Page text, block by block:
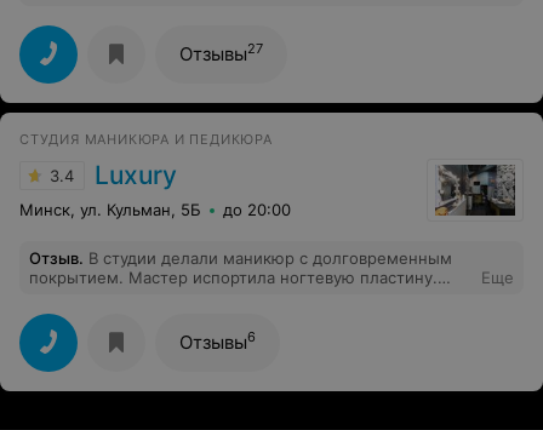
остаюсь давольна результатом.
Отзывы27
СТУДИЯ МАНИКЮРА И ПЕДИКЮРА
3.4 Luxury
Минск, ул. Кульман, 5Б до 20:00
Отзыв. В студии делали маникюр с долговременным
покрытием. Мастер испортила ногтевую пластину.
была возможность снова покрыть гель-лаком. Не
советую. Тем более цены в салоне очень завышены.
Еще
Отзывы6